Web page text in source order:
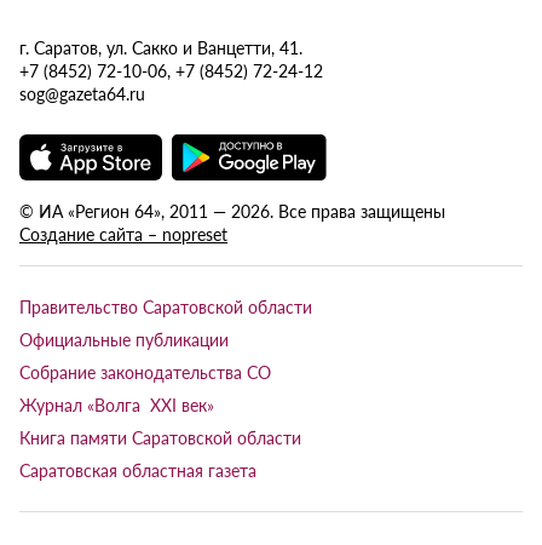
г. Саратов, ул. Сакко и Ванцетти, 41.
+7 (8452) 72-10-06, +7 (8452) 72-24-12
sog@gazeta64.ru
© ИА «Регион 64», 2011 — 2026. Все права защищены
Создание сайта – nopreset
Правительство Саратовской области
Официальные публикации
Собрание законодательства СО
Журнал «Волга XXI век»
Книга памяти Саратовской области
Саратовская областная газета